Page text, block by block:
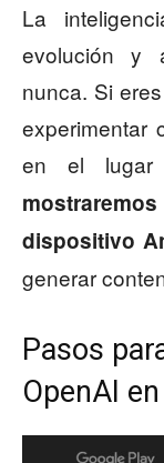
La
evolución y
nunca. Si
experimentar
en el lugar
dispositivo
generar
Pasos
OpenAI